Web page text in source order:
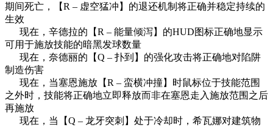
期间死亡，【R – 虚空猛冲】的退还机制将正确并稳定持续的
生效
现在，辛德拉的【R – 能量倾泻】的HUD图标正确地显示
可用于施放技能的暗黑发球数量
现在，奈德丽的【Q – 扑到】的强化攻击将正确地对陷阱
制造伤害
现在，当塞恩施放【R – 蛮横冲撞】时鼠标位于技能范围
之外时，技能将正确地立即释放而非在塞恩走入施放范围之后
再施放
现在，当【Q – 龙牙突刺】处于冷却时，希瓦娜对建筑物